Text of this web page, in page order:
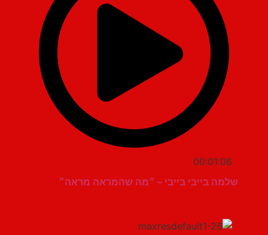
00:01:06
שלמה בייבי בייבי – ״מה שהמראה מראה״